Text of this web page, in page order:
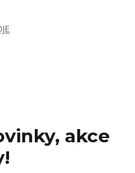
akce